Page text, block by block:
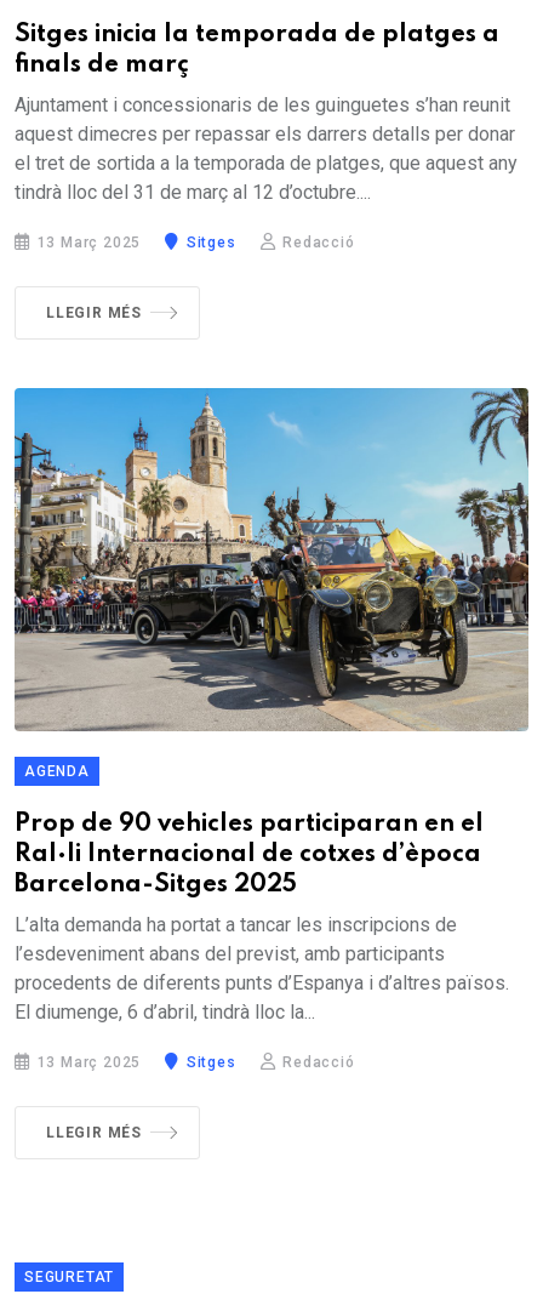
Sitges inicia la temporada de platges a
finals de març
Ajuntament i concessionaris de les guinguetes s’han reunit
aquest dimecres per repassar els darrers detalls per donar
el tret de sortida a la temporada de platges, que aquest any
tindrà lloc del 31 de març al 12 d’octubre....
13 Març 2025 Sitges Redacció
LLEGIR MÉS
AGENDA
Prop de 90 vehicles participaran en el
Ral·li Internacional de cotxes d’època
Barcelona-Sitges 2025
L’alta demanda ha portat a tancar les inscripcions de
l’esdeveniment abans del previst, amb participants
procedents de diferents punts d’Espanya i d’altres països.
El diumenge, 6 d’abril, tindrà lloc la...
13 Març 2025 Sitges Redacció
LLEGIR MÉS